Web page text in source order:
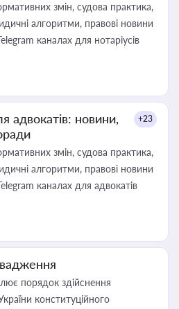
змін, судова практика,
алгоритми, правові новини
каналах для нотаріусів
адвокатів: новини,
+23
змін, судова практика,
алгоритми, правові новини
каналах для адвокатів
порядок здійснення
конституційного